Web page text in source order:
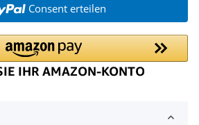
Consent erteilen